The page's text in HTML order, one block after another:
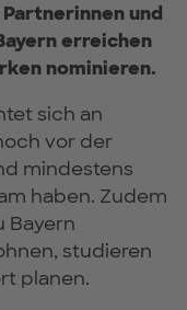
und
erreichen
nominieren.
sich an
vor der
mindestens
haben. Zudem
Bayern
studieren
planen.